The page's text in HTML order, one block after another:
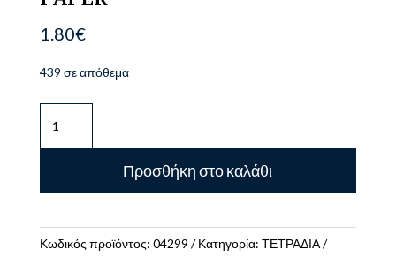
1.80€
439 σε απόθεμα
ΚΑΡΦΙΤΣΑ
PRESPAN
ΡΙΓΕ
ποσότητα
Προσθήκη στο καλάθι
Κωδικός προϊόντος: 04299 Κατηγορία: ΤΕΤΡΑΔΙΑ